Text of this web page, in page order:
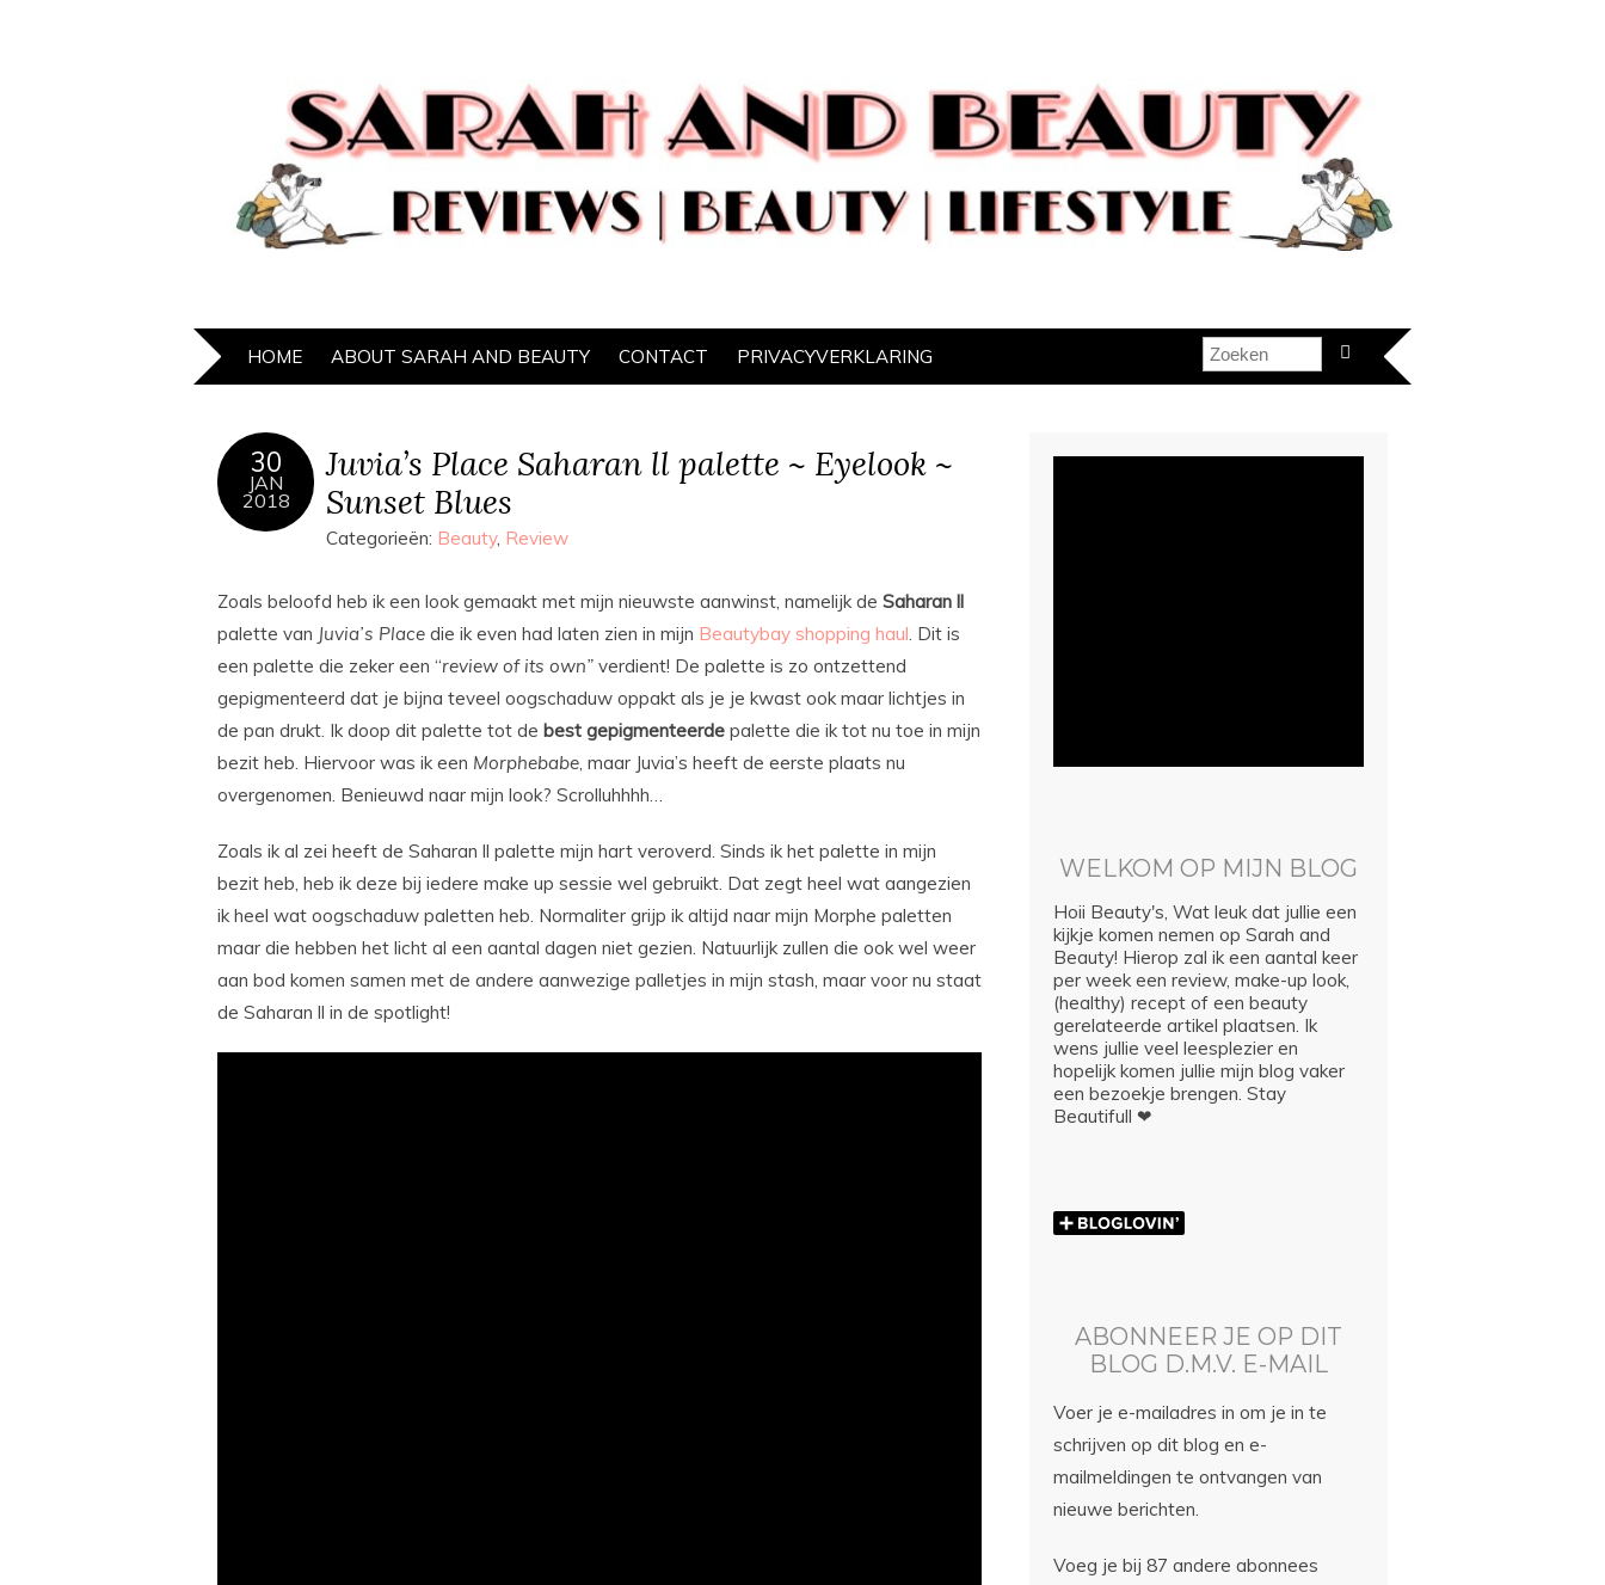
HOME ABOUT SARAH AND BEAUTY CONTACT PRIVACYVERKLARING
30
JAN
2018
Juvia’s Place Saharan ll palette ~ Eyelook ~
Sunset Blues
Categorieën: Beauty, Review
Zoals beloofd heb ik een look gemaakt met mijn nieuwste aanwinst, namelijk de Saharan ll
palette van Juvia’s Place die ik even had laten zien in mijn Beautybay shopping haul. Dit is
een palette die zeker een “review of its own” verdient! De palette is zo ontzettend
gepigmenteerd dat je bijna teveel oogschaduw oppakt als je je kwast ook maar lichtjes in
de pan drukt. Ik doop dit palette tot de best gepigmenteerde palette die ik tot nu toe in mijn
bezit heb. Hiervoor was ik een Morphebabe, maar Juvia’s heeft de eerste plaats nu
overgenomen. Benieuwd naar mijn look? Scrolluhhhh…
Zoals ik al zei heeft de Saharan ll palette mijn hart veroverd. Sinds ik het palette in mijn
bezit heb, heb ik deze bij iedere make up sessie wel gebruikt. Dat zegt heel wat aangezien
ik heel wat oogschaduw paletten heb. Normaliter grijp ik altijd naar mijn Morphe paletten
maar die hebben het licht al een aantal dagen niet gezien. Natuurlijk zullen die ook wel weer
aan bod komen samen met de andere aanwezige palletjes in mijn stash, maar voor nu staat
de Saharan ll in de spotlight!
WELKOM OP MIJN BLOG
Hoii Beauty's, Wat leuk dat jullie een
kijkje komen nemen op Sarah and
Beauty! Hierop zal ik een aantal keer
per week een review, make-up look,
(healthy) recept of een beauty
gerelateerde artikel plaatsen. Ik
wens jullie veel leesplezier en
hopelijk komen jullie mijn blog vaker
een bezoekje brengen. Stay
Beautifull ❤
ABONNEER JE OP DIT
BLOG D.M.V. E-MAIL
Voer je e-mailadres in om je in te
schrijven op dit blog en e-
mailmeldingen te ontvangen van
nieuwe berichten.
Voeg je bij 87 andere abonnees